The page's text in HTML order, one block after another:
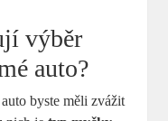
výběr
auto?
byste měli zvážit